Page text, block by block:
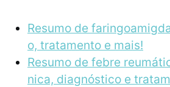
Resumo de
o, tratamento e mais!
Resumo de febre
nica, diagnóstico e